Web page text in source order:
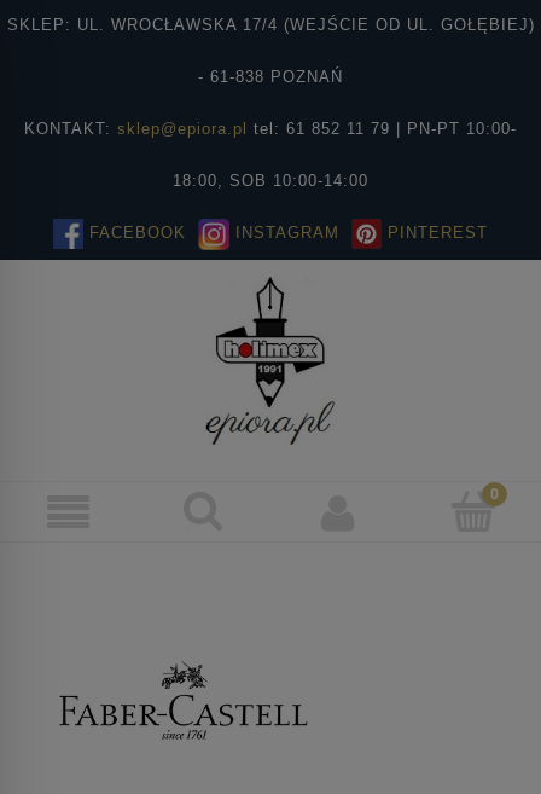
SKLEP: UL. WROCŁAWSKA 17/4 (WEJŚCIE OD UL. GOŁĘBIEJ)
- 61-838 POZNAŃ
KONTAKT: sklep@epiora.pl tel: 61 852 11 79 | PN-PT 10:00-
18:00, SOB 10:00-14:00
FACEBOOK INSTAGRAM PINTEREST